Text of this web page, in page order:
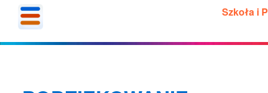
Szkoła i